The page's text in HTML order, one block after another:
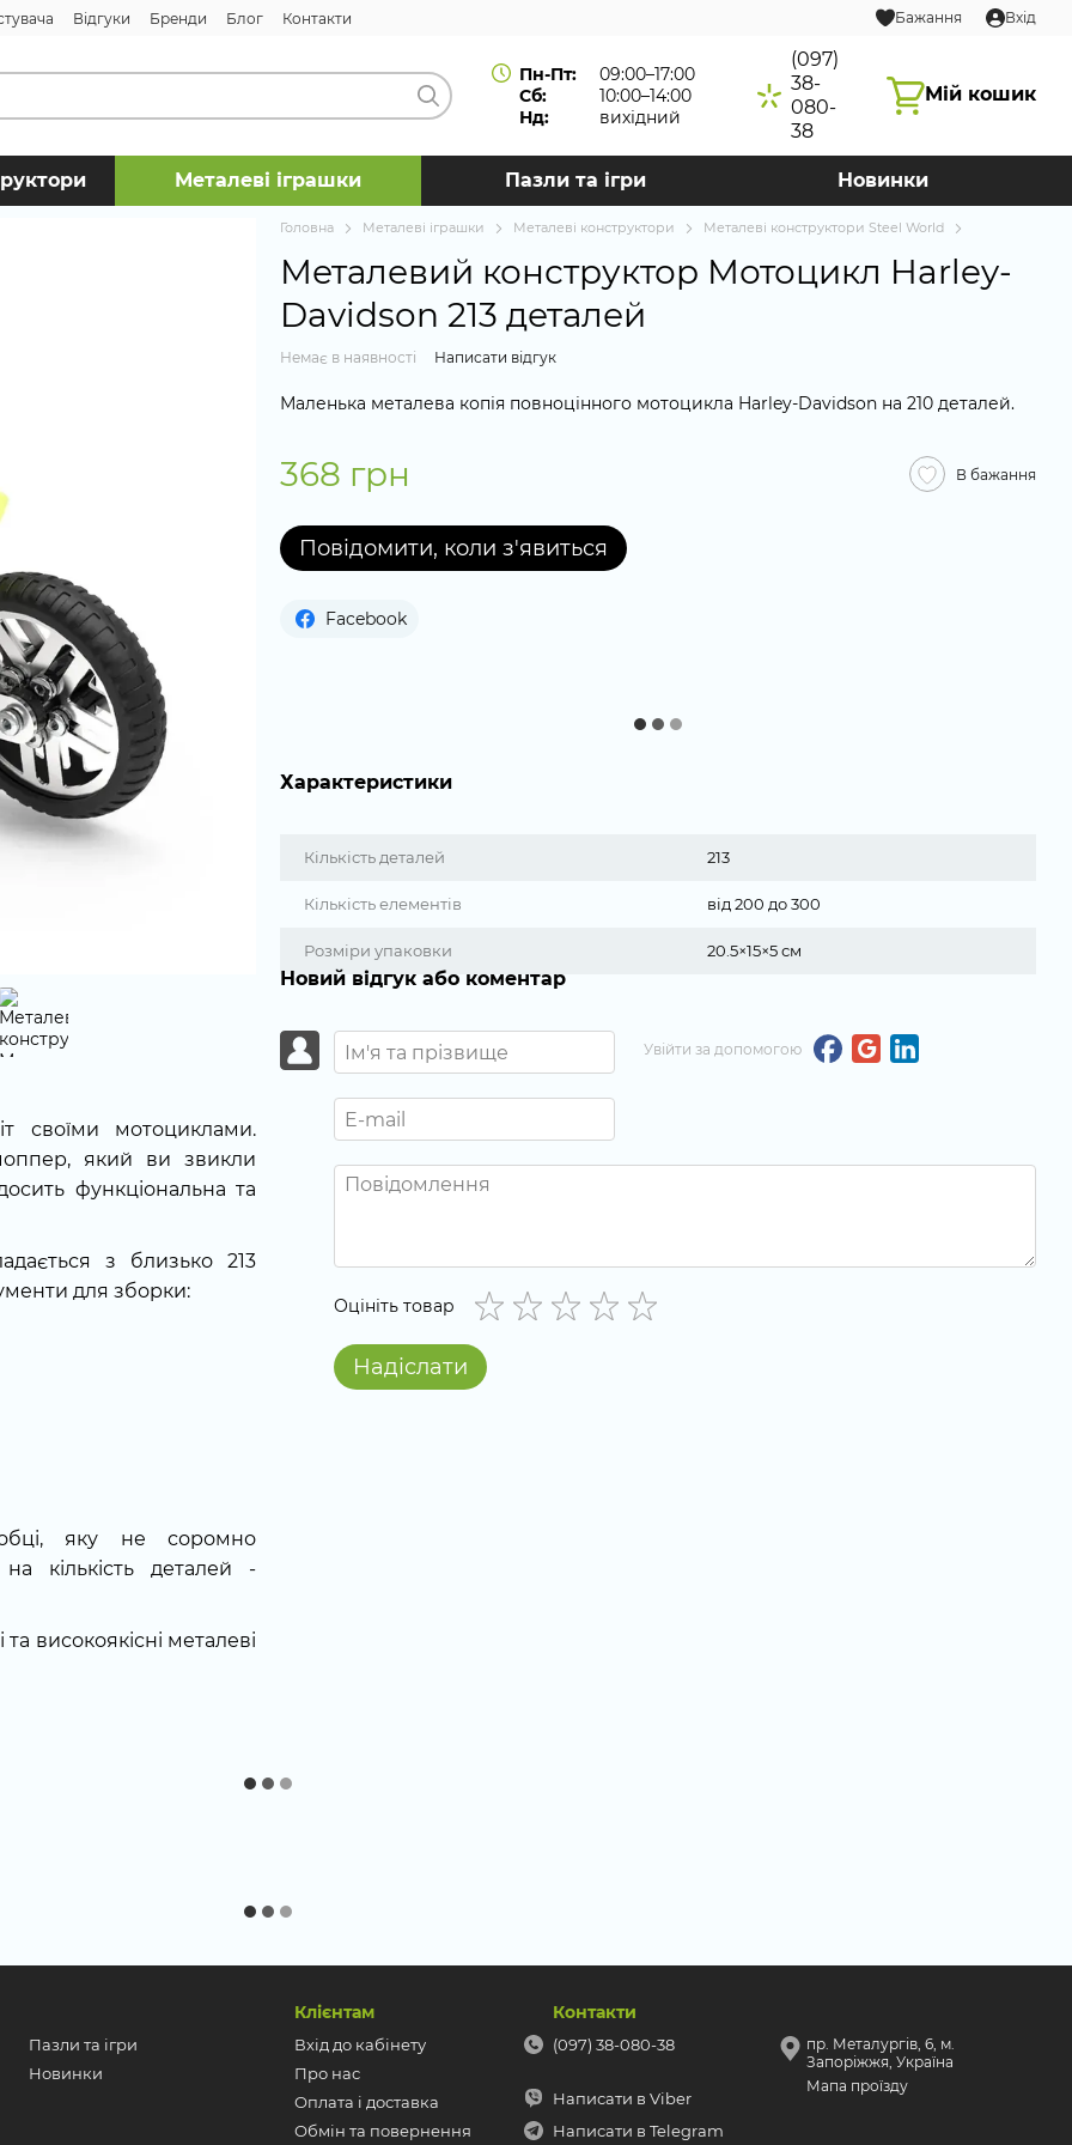
Відгуки Бренди Блог Контакти Бажання Вхід
Пн-Пт:
09:00–17:00
Сб:
10:00–14:00
Нд:
вихідний
(097)
38-
080-
38
Мій кошик
Металеві іграшки Пазли та ігри Новинки
своїми мотоциклами.
який ви звикли
функціональна та
з близько 213
для зборки:
яку не соромно
кількість деталей -
високоякісні металеві
Головна Металеві іграшки Металеві конструктори Металеві конструктори Steel World
Металевий конструктор Мотоцикл Harley-
Davidson 213 деталей
Немає в наявності Написати відгук
Маленька металева копія повноцінного мотоцикла Harley-Davidson на 210 деталей.
368 грн В бажання
Повідомити, коли з'явиться
Facebook
Характеристики
Кількість деталей 213
Кількість елементів від 200 до 300
Розміри упаковки 20.5×15×5 см
Новий відгук або коментар
Увійти за допомогою
Оцініть товар
Надіслати
Пазли та ігри
Новинки
Клієнтам
Вхід до кабінету
Про нас
Оплата і доставка
Обмін та повернення
Контакти
(097) 38-080-38
Написати в Viber
Написати в Telegram
пр. Металургів, 6, м.
Запоріжжя, Україна
Мапа проїзду